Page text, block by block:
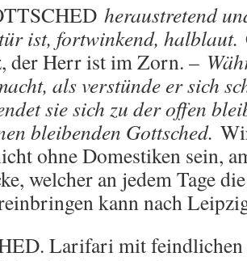
heraustretend
ist, fortwinkend, halblaut.
der Herr ist im Zorn. –
als verstünde er sich
sie sich zu der offen
bleibenden Gottsched.
ohne Domestiken sein,
welcher an jedem Tage
kann nach
Larifari mit